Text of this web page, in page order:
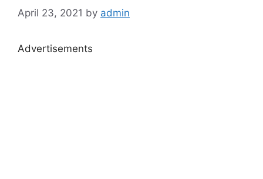
April 23, 2021 by admin
Advertisements